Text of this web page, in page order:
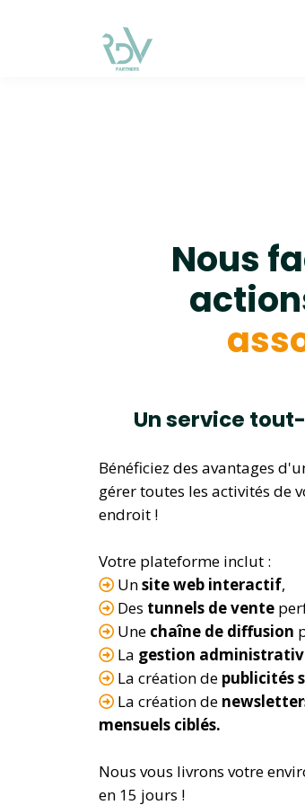
Nous
Un service
Bénéficiez des avantages
gérer toutes les activités de
endroit !
Votre plateforme inclut :
Unsite web interactif,
Des tunnels de vente
Une chaîne de diffusion
La gestion
La création de publicités
La création de
mensuels ciblés.
Nous vous livrons votre
en 15 jours !